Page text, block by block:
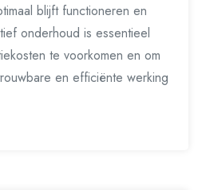
blijft functioneren en
onderhoud is essentieel
te voorkomen en om
en efficiënte werking